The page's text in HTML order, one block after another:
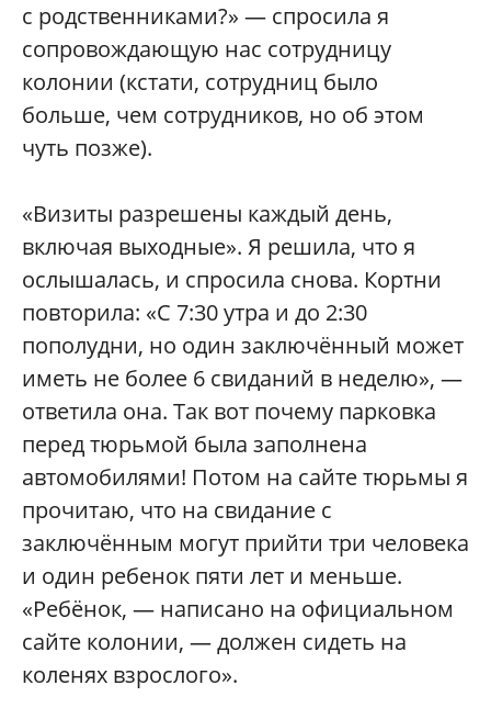
с родственниками?» — спросила я
сопровождающую нас сотрудницу
колонии (кстати, сотрудниц было
больше, чем сотрудников, но об этом
чуть позже).
«Визиты разрешены каждый день,
включая выходные». Я решила, что я
ослышалась, и спросила снова. Кортни
повторила: «С 7:30 утра и до 2:30
пополудни, но один заключённый может
иметь не более 6 свиданий в неделю», —
ответила она. Так вот почему парковка
перед тюрьмой была заполнена
автомобилями! Потом на сайте тюрьмы я
прочитаю, что на свидание с
заключённым могут прийти три человека
и один ребенок пяти лет и меньше.
«Ребёнок, — написано на официальном
сайте колонии, — должен сидеть на
коленях взрослого».